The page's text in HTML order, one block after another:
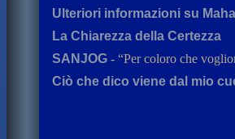
Ulteriori informazioni su
La Chiarezza della Certezza
SANJOG - “Per coloro che
Ciò che dico viene dal mio